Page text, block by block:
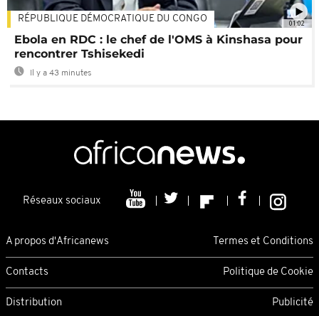
01:02
RÉPUBLIQUE DÉMOCRATIQUE DU CONGO
Ebola en RDC : le chef de l'OMS à Kinshasa pour
rencontrer Tshisekedi
Il y a 43 minutes
Réseaux sociaux
A propos d'Africanews Termes et Conditions
Contacts Politique de Cookie
Distribution Publicité